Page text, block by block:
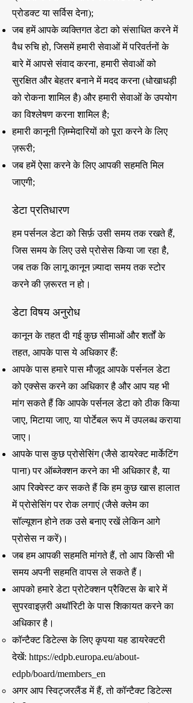
प्रोडक्ट या सर्विस देना);
जब हमें आपके व्यक्तिगत डेटा को संसाधित करने में
वैध रुचि हो, जिसमें हमारी सेवाओं में परिवर्तनों के
बारे में आपसे संवाद करना, हमारी सेवाओं को
सुरक्षित और बेहतर बनाने में मदद करना (धोखाधड़ी
को रोकना शामिल है) और हमारी सेवाओं के उपयोग
का विश्लेषण करना शामिल है;
हमारी कानूनी ज़िम्मेदारियों को पूरा करने के लिए
ज़रूरी;
जब हमें ऐसा करने के लिए आपकी सहमति मिल
जाएगी;
डेटा प्रतिधारण
हम पर्सनल डेटा को सिर्फ़ उसी समय तक रखते हैं,
जिस समय के लिए उसे प्रोसेस किया जा रहा है,
जब तक कि लागू कानून ज़्यादा समय तक स्टोर
करने की ज़रूरत न हो।
डेटा विषय अनुरोध
कानून के तहत दी गई कुछ सीमाओं और शर्तों के
तहत, आपके पास ये अधिकार हैं:
आपके पास हमारे पास मौजूद आपके पर्सनल डेटा
को एक्सेस करने का अधिकार है और आप यह भी
मांग सकते हैं कि आपके पर्सनल डेटा को ठीक किया
जाए, मिटाया जाए, या पोर्टेबल रूप में उपलब्ध कराया
जाए।
आपके पास कुछ प्रोसेसिंग (जैसे डायरेक्ट मार्केटिंग
पाना) पर ऑब्जेक्शन करने का भी अधिकार है, या
आप रिक्वेस्ट कर सकते हैं कि हम कुछ खास हालात
में प्रोसेसिंग पर रोक लगाएं (जैसे क्लेम का
सॉल्यूशन होने तक उसे बनाए रखें लेकिन आगे
प्रोसेस न करें)।
जब हम आपकी सहमति मांगते हैं, तो आप किसी भी
समय अपनी सहमति वापस ले सकते हैं।
आपको हमारे डेटा प्रोटेक्शन प्रैक्टिस के बारे में
सुपरवाइज़री अथॉरिटी के पास शिकायत करने का
अधिकार है।
कॉन्टैक्ट डिटेल्स के लिए कृपया यह डायरेक्टरी
देखें: https://edpb.europa.eu/about-
edpb/board/members_en
अगर आप स्विट्जरलैंड में हैं, तो कॉन्टैक्ट डिटेल्स